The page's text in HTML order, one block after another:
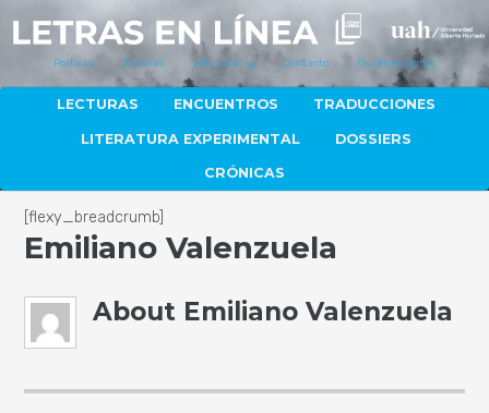
Portada Autores Artículos Contacto Quiénes Somos
LECTURAS ENCUENTROS TRADUCCIONES
LITERATURA EXPERIMENTAL DOSSIERS
CRÓNICAS
[flexy_breadcrumb]
Emiliano Valenzuela
About Emiliano Valenzuela